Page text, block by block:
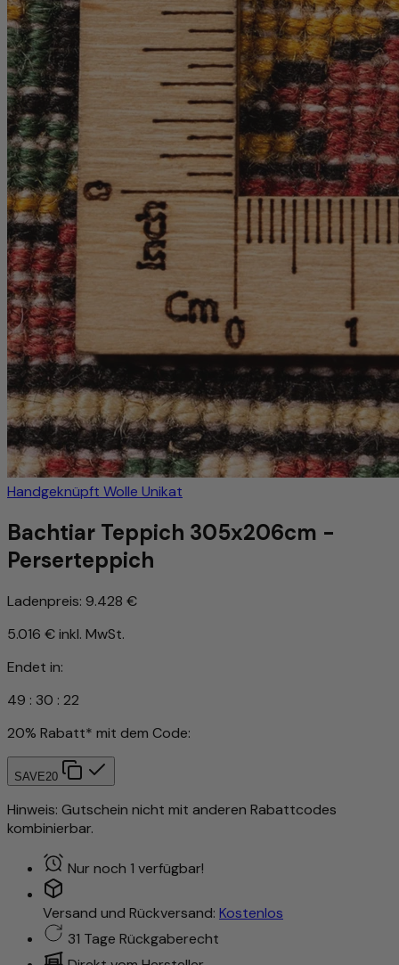
Handgeknüpft Wolle Unikat
Bachtiar Teppich 305x206cm -
Perserteppich
Ladenpreis: 9.428 €
5.016 €inkl. MwSt.
Endet in:
49 : 30 : 19
20% Rabatt* mit dem Code:
SAVE20
Hinweis: Gutschein nicht mit anderen Rabattcodes
kombinierbar.
Nur noch 1 verfügbar!
Versand und Rückversand: Kostenlos
31 Tage Rückgaberecht